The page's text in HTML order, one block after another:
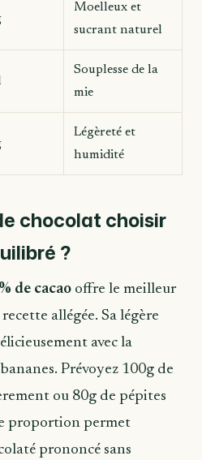
Moelleux et
sucrant naturel
Souplesse de la
mie
Légèreté et
humidité
chocolat choisir
?
de cacao offre le meilleur
allégée. Sa légère
avec la
Prévoyez 100g de
ou 80g de pépites
proportion permet
prononcé sans